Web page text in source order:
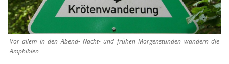
Vor allem in den Abend- Nacht- und frühen Morgenstunden wandern die
Amphibien